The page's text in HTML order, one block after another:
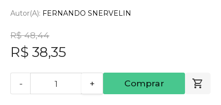
Autor(a): FERNANDO SNERVELIN
R$ 48,44
R$ 38,35
- + Comprar